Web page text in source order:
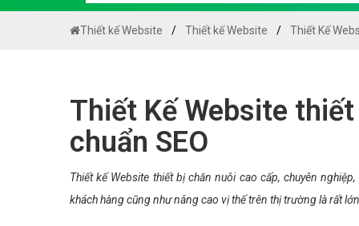
Hướng
Chính
Chính
Thiết kế Website Thiết kế Website Thiết Kế
Thiết Kế Website
chuẩn SEO
Thiết kế Website thiết bị chăn nuôi cao cấp, chuyên
khách hàng cũng như nâng cao vị thế trên thị trường là rất lớn.